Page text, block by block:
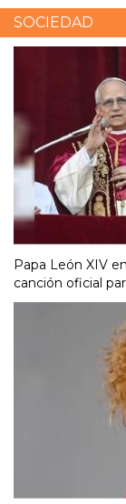
SOCIEDAD
Papa León XIV
canción oficial